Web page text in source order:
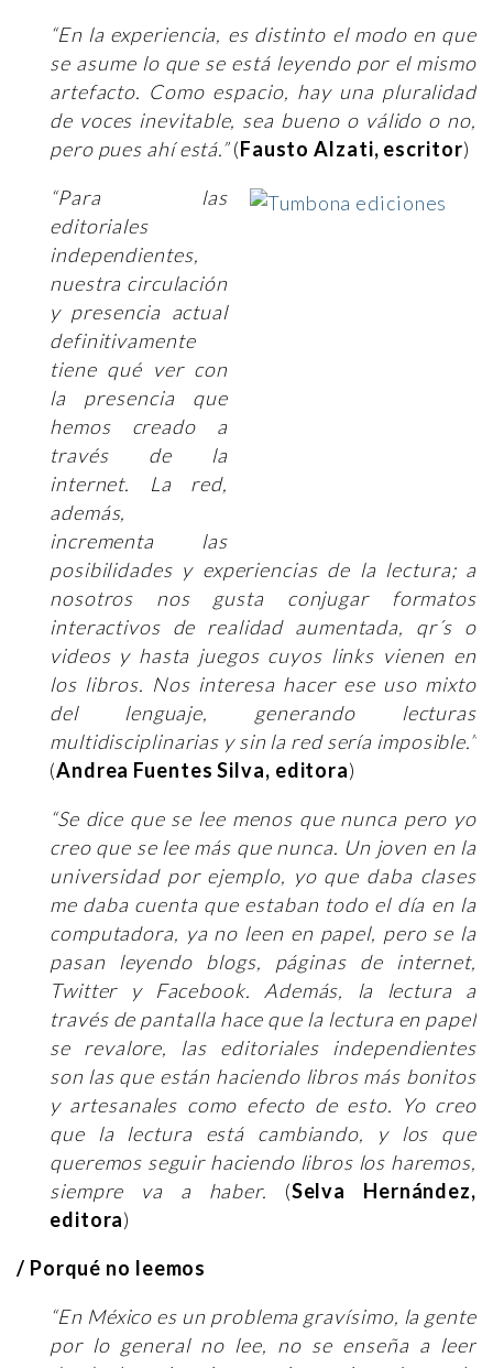
“En la experiencia, es distinto el modo en que
se asume lo que se está leyendo por el mismo
artefacto. Como espacio, hay una pluralidad
de voces inevitable, sea bueno o válido o no,
pero pues ahí está.”(Fausto Alzati, escritor)
“Para las
editoriales
independientes,
nuestra circulación
y presencia actual
definitivamente
tiene qué ver con
la presencia que
hemos creado a
través de la
internet. La red,
además,
incrementa las
posibilidades y experiencias de la lectura; a
nosotros nos gusta conjugar formatos
interactivos de realidad aumentada, qr´s o
videos y hasta juegos cuyos links vienen en
los libros. Nos interesa hacer ese uso mixto
del lenguaje, generando lecturas
multidisciplinarias y sin la red sería imposible.”
(Andrea Fuentes Silva, editora)
“Se dice que se lee menos que nunca pero yo
creo que se lee más que nunca. Un joven en la
universidad por ejemplo, yo que daba clases
me daba cuenta que estaban todo el día en la
computadora, ya no leen en papel, pero se la
pasan leyendo blogs, páginas de internet,
Twitter y Facebook. Además, la lectura a
través de pantalla hace que la lectura en papel
se revalore, las editoriales independientes
son las que están haciendo libros más bonitos
y artesanales como efecto de esto. Yo creo
que la lectura está cambiando, y los que
queremos seguir haciendo libros los haremos,
siempre va a haber. (Selva Hernández,
editora)
/ Porqué no leemos
“En México es un problema gravísimo, la gente
por lo general no lee, no se enseña a leer